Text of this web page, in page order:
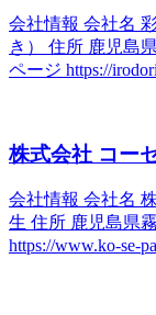
会社情報 会社名
き） 住所 鹿児島
ページ https://
株式会社 コー
会社情報 会社名
生 住所 鹿児島県
https://www.ko-se-